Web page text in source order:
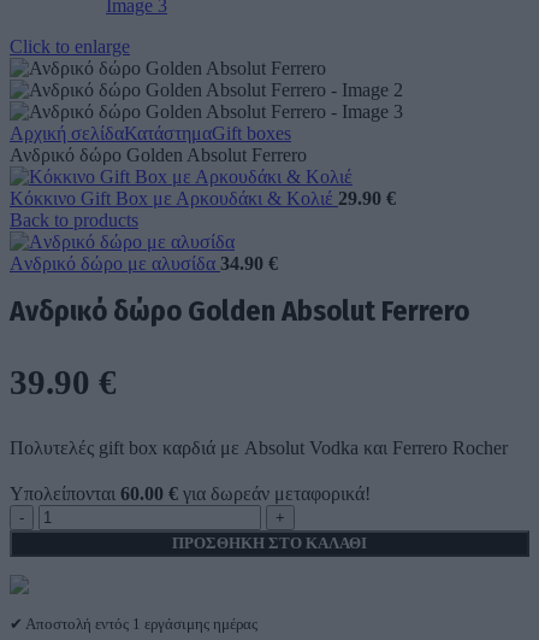
Click to enlarge
Αρχική σελίδαΚατάστημαGift boxes
Ανδρικό δώρο Golden Absolut Ferrero
Κόκκινο Gift Box με Αρκουδάκι & Κολιέ 29.90 €
Back to products
Aνδρικό δώρο με αλυσίδα 34.90 €
Ανδρικό δώρο Golden Absolut Ferrero
39.90 €
Πολυτελές gift box καρδιά με Absolut Vodka και Ferrero Rocher
Υπολείπονται 60.00 € για δωρεάν μεταφορικά!
Ανδρικό
δώρο
Golden
ποσότητα
ΠΡΟΣΘΉΚΗ ΣΤΟ ΚΑΛΆΘΙ
✔ Αποστολή εντός 1 εργάσιμης ημέρας